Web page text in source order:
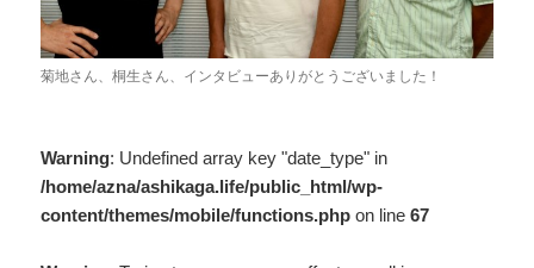
菊地さん、桐生さん、インタビューありがとうございました！
Warning: Undefined array key "date_type" in
/home/azna/ashikaga.life/public_html/wp-
content/themes/mobile/functions.php on line67